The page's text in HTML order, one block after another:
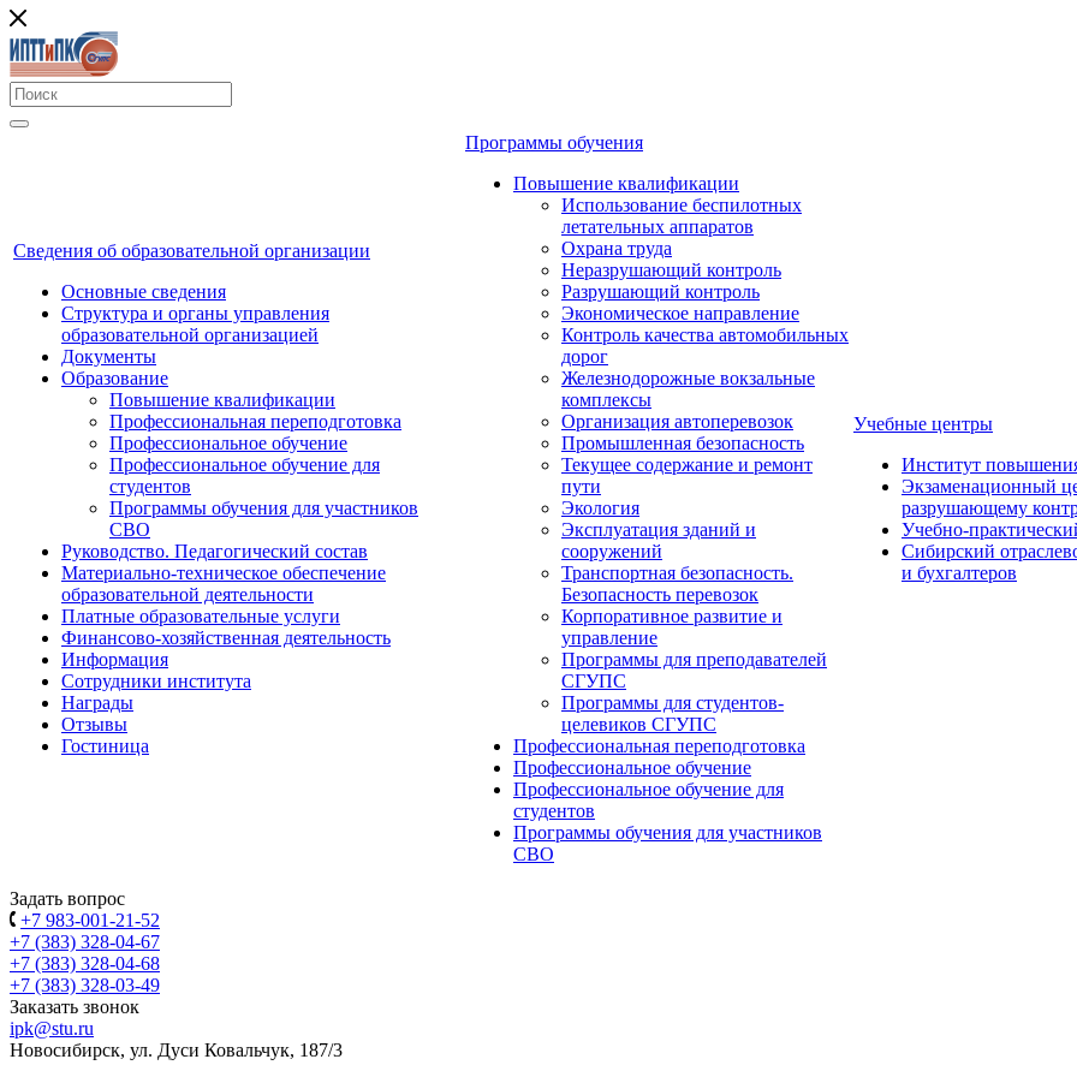
Сведения об образовательной организации
Основные сведения
Структура и органы управления
образовательной организацией
Документы
Образование
Повышение квалификации
Профессиональная переподготовка
Профессиональное обучение
Профессиональное обучение для
студентов
Программы обучения для участников
СВО
Руководство. Педагогический состав
Материально-техническое обеспечение
образовательной деятельности
Платные образовательные услуги
Финансово-хозяйственная деятельность
Информация
Сотрудники института
Награды
Отзывы
Гостиница
Программы обучения
Повышение квалификации
Использование беспилотных
летательных аппаратов
Охрана труда
Неразрушающий контроль
Разрушающий контроль
Экономическое направление
Контроль качества автомобильных
дорог
Железнодорожные вокзальные
комплексы
Организация автоперевозок
Промышленная безопасность
Текущее содержание и ремонт
пути
Экология
Эксплуатация зданий и
сооружений
Транспортная безопасность.
Безопасность перевозок
Корпоративное развитие и
управление
Программы для преподавателей
СГУПС
Программы для студентов-
целевиков СГУПС
Профессиональная переподготовка
Профессиональное обучение
Профессиональное обучение для
студентов
Программы обучения для участников
СВО
Учебные центры
Институт
Экзаменационный
разрушающему
Учебно-
Сибирский
и бухгалтеров
Задать вопрос
+7 983-001-21-52
+7 (383) 328-04-67
+7 (383) 328-04-68
+7 (383) 328-03-49
Заказать звонок
ipk@stu.ru
Новосибирск, ул. Дуси Ковальчук, 187/3